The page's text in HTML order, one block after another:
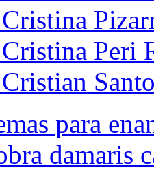
Peri
para
damaris